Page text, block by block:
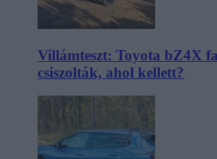
Villámteszt: Toyota bZ4X
csiszolták, ahol kellett?